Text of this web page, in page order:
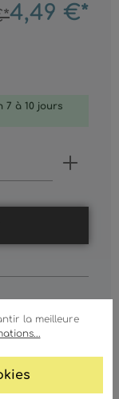
la meilleure
4,49 €*
7 à 10 jours